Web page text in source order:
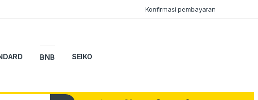
Konfirmasi pembayaran
BNB SEIKO